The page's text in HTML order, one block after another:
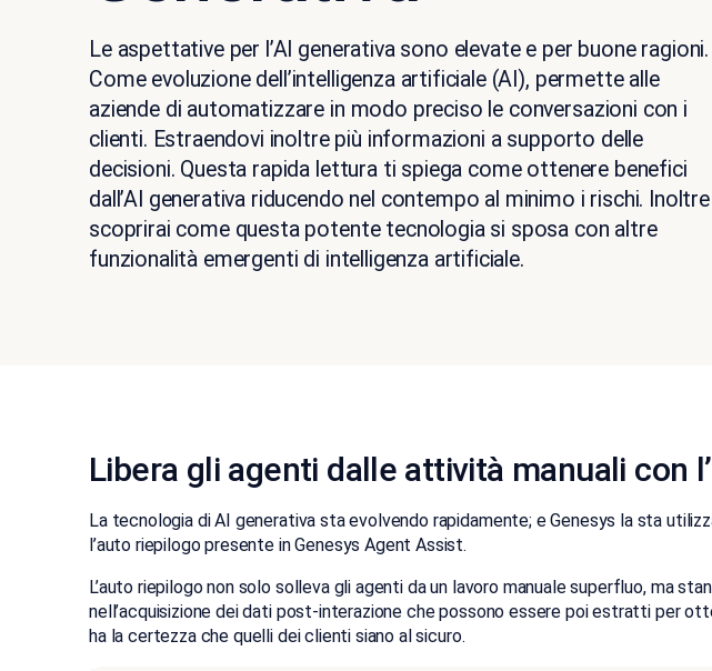
Le aspettative per l’AI generativa sono elevate e per buone ragioni.
Come evoluzione dell’intelligenza artificiale (AI), permette alle
aziende di automatizzare in modo preciso le conversazioni con i
clienti. Estraendovi inoltre più informazioni a supporto delle
decisioni. Questa rapida lettura ti spiega come ottenere benefici
dall’AI generativa riducendo nel contempo al minimo i rischi. Inoltre
scoprirai come questa potente tecnologia si sposa con altre
funzionalità emergenti di intelligenza artificiale.
Libera gli agenti dalle attività manuali con
La tecnologia di AI generativa sta evolvendo rapidamente; e Genesys la sta
l’auto riepilogo presente in Genesys Agent Assist.
L’auto riepilogo non solo solleva gli agenti da un lavoro manuale superfluo, ma
nell’acquisizione dei dati post-interazione che possono essere poi estratti per
ha la certezza che quelli dei clienti siano al sicuro.